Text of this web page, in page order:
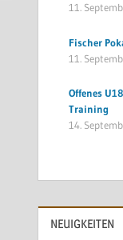
11.
Fischer
11.
Offenes
Training
14.
NEUIGKEITEN